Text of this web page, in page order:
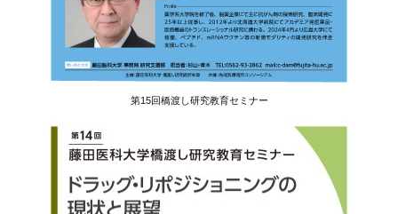
第15回橋渡し研究教育セミナー